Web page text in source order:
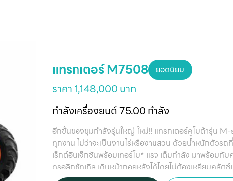
แทรกเตอร์ M7508 ยอดนิยม
ราคา 1,148,000 บาท
กำลังเครื่องยนต์ 75.00 กำลัง
อีกขั้นของขุมกำลังรุ่นใหญ่ ใหม่!! แทรกเตอร์คูโบต้ารุ่น
ทุกงาน ไม่ว่าจะเป็นงานไร่หรืองานสวน ด้วยน้ำหนักตัวร
เร็กต์อินเจ็กชันพร้อมเทอร์โบ* แรง เต็มกำลัง มาพร้อมกับ
ดรอลิกชัทเทิล เดินหน้าถอยหลังได้โดยไม่ต้องเหยียบคลัตช์